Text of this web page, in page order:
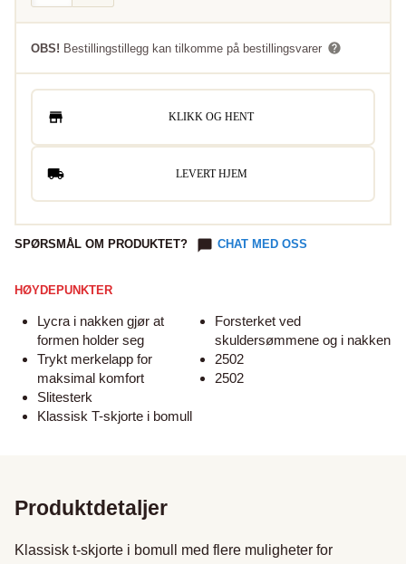
OBS! Bestillingstillegg kan tilkomme på bestillingsvarer
KLIKK OG HENT
LEVERT HJEM
SPØRSMÅL OM PRODUKTET? CHAT MED OSS
HØYDEPUNKTER
Lycra i nakken gjør at
formen holder seg
Trykt merkelapp for
maksimal komfort
Slitesterk
Klassisk T-skjorte i bomull
Forsterket ved
skuldersømmene og i nakken
2502
2502
Produktdetaljer
Klassisk t-skjorte i bomull med flere muligheter for